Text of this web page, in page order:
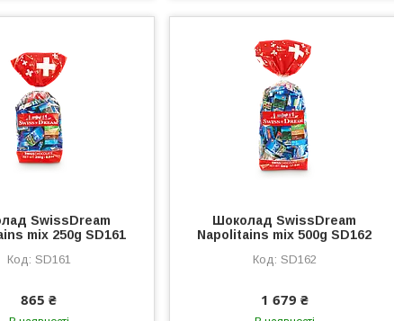
SwissDream
mix 250g SD161
SD161
865 ₴
Шоколад SwissDream
Napolitains mix 500g SD162
SD162
1 679 ₴